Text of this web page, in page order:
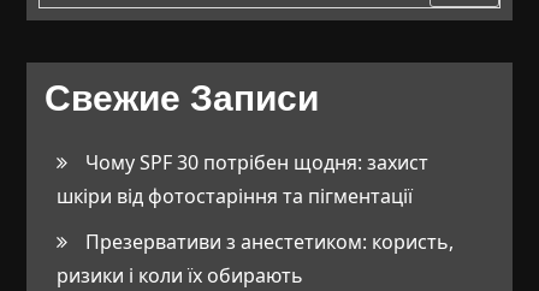
Свежие Записи
Чому SPF 30 потрібен щодня: захист
шкіри від фотостаріння та пігментації
Презервативи з анестетиком: користь,
ризики і коли їх обирають